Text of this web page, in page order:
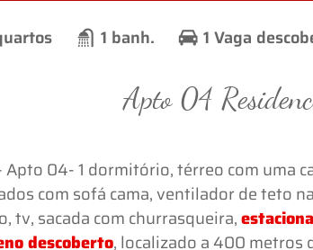
1 banh. 1 Vaga
Apto 04
Apto 04- 1 dormitório, térreo com uma
com sofá cama, ventilador de teto
tv, sacada com churrasqueira,
descoberto, localizado a 400 metros